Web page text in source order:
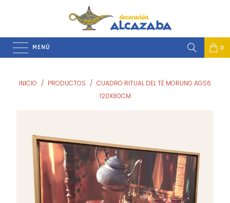
MENÚ 0
INICIO / PRODUCTOS / CUADRO RITUAL DEL TÉ MORUNO AGS6
120X80CM